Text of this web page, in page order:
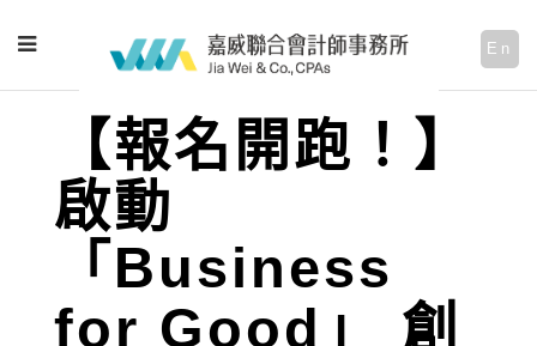
En
【報名開跑！】
啟動
「Business
for Good」 創